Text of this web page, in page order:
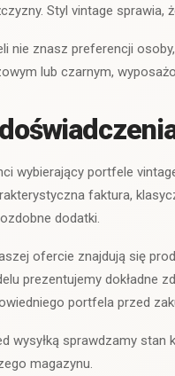
Styl vintage sprawia,
nie znasz preferencji
lub czarnym,
wybierający portfele
faktura,
dodatki.
ofercie znajdują się
prezentujemy dokładne
portfela przed
wysyłką sprawdzamy
magazynu.